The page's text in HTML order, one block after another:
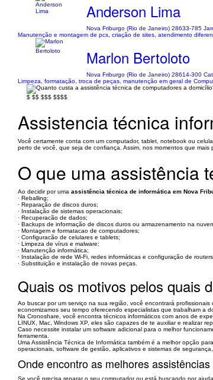
Anderson Lima
Nova Friburgo (Rio de Janeiro) 28633-785
Manutenção e montagem de pcs, criação de sites, atendimento
Marlon Bertoloto
Nova Friburgo (Rio de Janeiro) 28614-300
Limpeza, formatação, troca de peças, manutenção em geral de
$ $$ $$$ $$$$
Assistencia técnica
Você certamente conta com um computador, tablet, notebook ou
perto de você, que seja de confiança. Assim, nos momentos que
O que uma assistência
Ao decidir por uma assistência técnica de informática em Nova
· Reballing;
· Reparação de discos duros;
· Instalação de sistemas operacionais;
· Recuperacão de dados;
· Backups de informação de discos duros ou armazenamento na
· Montagem e formatacao de computadores;
· Configuracão de celulares e tablets;
· Limpeza de vírus e malware;
· Manutenção informática;
· Instalação de rede Wi-Fi, redes informáticas e configuração de
· Substituição e instalação de novas peças.
Quais os motivos pelos quais
Ao buscar por um serviço na sua região, você encontrará
economizamos seu tempo oferecendo especialistas que trabalham a
Na Cronoshare, você encontra técnicos informáticos com anos de
LINUX, Mac, Windows XP, eles são capazes de te auxiliar e realizar
Caso necessite instalar um software adicional para o melhor
ferramenta.
Uma Assistência Técnica de Informática também é a melhor opção
operacionais, software de gestão, aplicativos e sistemas de
Onde encontro as melhores
Se você precisa reparar o seu computador ou está buscando por